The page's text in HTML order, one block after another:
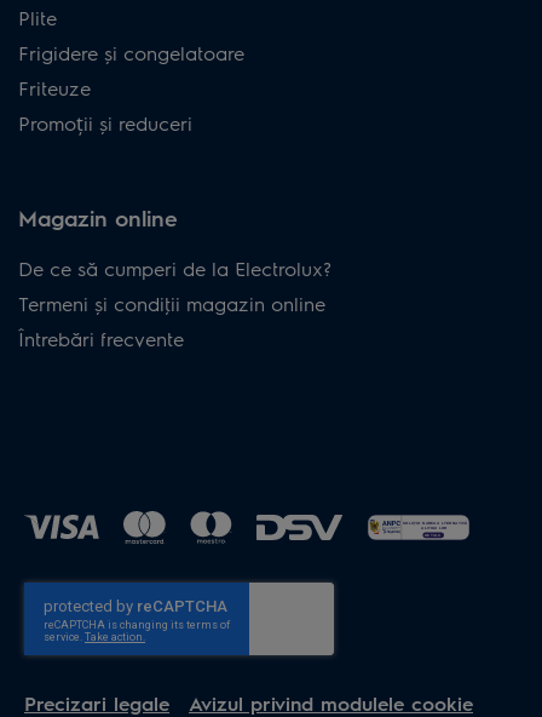
Plite
Frigidere și congelatoare
Friteuze
Promoții și reduceri
Magazin online
De ce să cumperi de la Electrolux?
Termeni și condiţii magazin online
Întrebări frecvente
Precizari legale Avizul privind modulele cookie